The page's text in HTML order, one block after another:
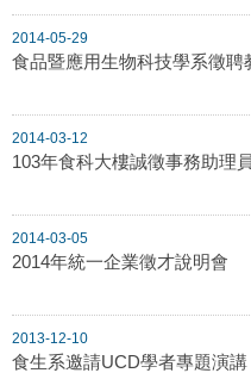
2014-05-29
食品暨應用生物科技學系徵聘
2014-03-12
103年食科大樓誠徵事務助理
2014-03-05
2014年統一企業徵才說明會
2013-12-10
食生系邀請UCD學者專題演講